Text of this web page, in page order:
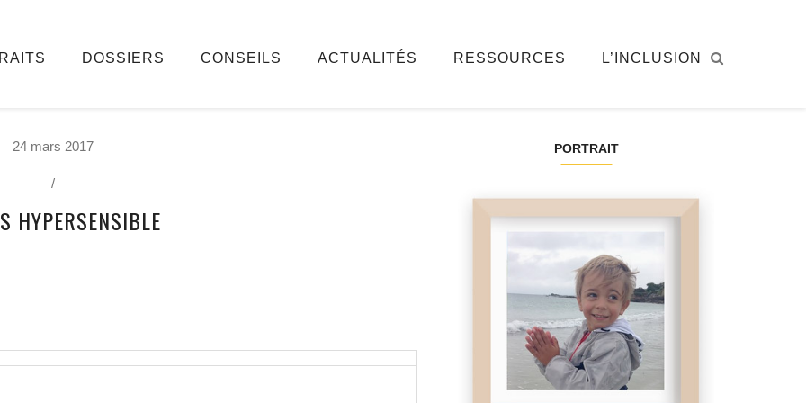
DOSSIERS CONSEILS ACTUALITÉS RESSOURCES L’INCLUSION
24 mars 2017
/
HYPERSENSIBLE
PORTRAIT